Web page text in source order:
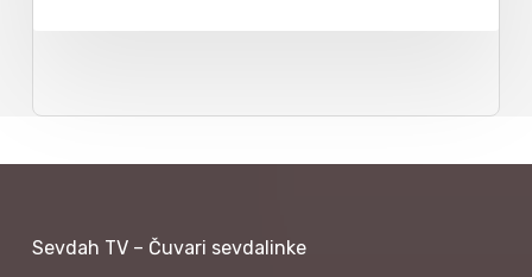
Sevdah TV – Čuvari sevdalinke